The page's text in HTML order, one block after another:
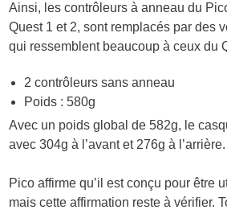
Ainsi, les contrôleurs à anneau du
Quest 1 et 2, sont remplacés par des
qui ressemblent beaucoup à ceux du
2 contrôleurs sans anneau
Poids : 580g
Avec un poids global de 582g, le
avec 304g à l’avant et 276g à l’arrière.
Pico affirme qu’il est conçu pour être
mais cette affirmation reste à vérifier.